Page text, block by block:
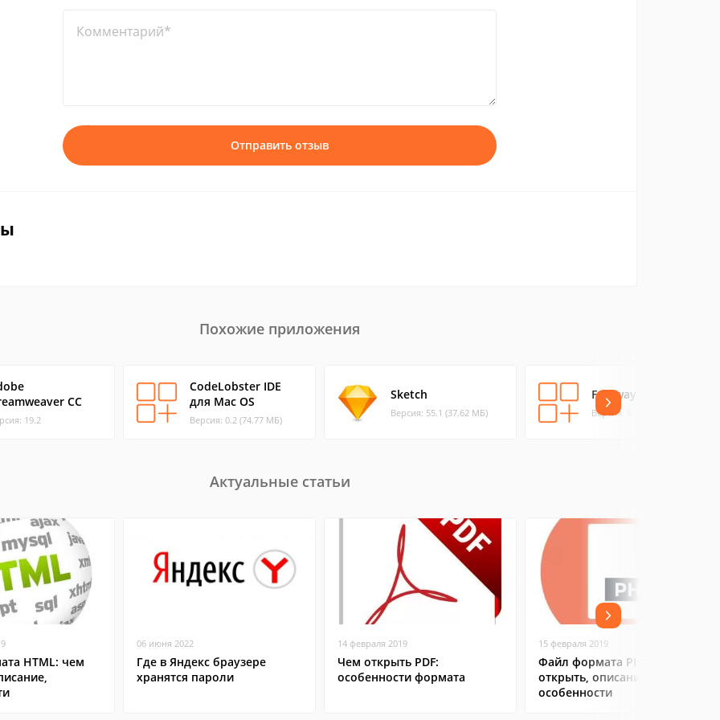
Комментарий*
Отправить отзыв
Похожие приложения
CC
19.2
CodeLobster IDE
для Mac OS
Версия: 0.2 (74.77 МБ)
Sketch
Версия: 55.1 (37.62 МБ)
Freeway Express
Версия: 6.1.2 (17.8 МБ)
Актуальные статьи
HTML: чем
06 июня 2022
Где в Яндекс браузере
хранятся пароли
14 февраля 2019
Чем открыть PDF:
особенности формата
15 февраля 2019
Файл формата PHP: чем
открыть, описание,
особенности